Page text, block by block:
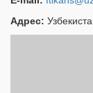
Адрес: